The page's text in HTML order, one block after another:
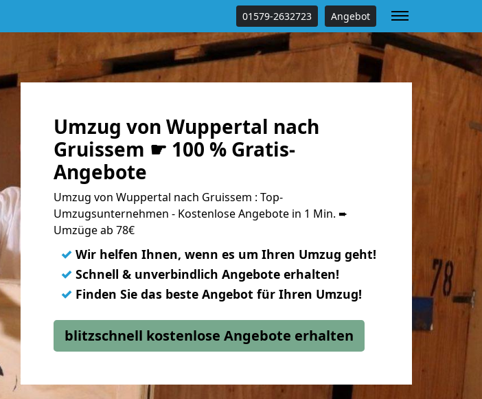
01579-2632723 Angebot
Umzug von Wuppertal nach
Gruissem ☛ 100 % Gratis-
Angebote
Umzug von Wuppertal nach Gruissem : Top-
Umzugsunternehmen - Kostenlose Angebote in 1 Min. ➨
Umzüge ab 78€
✓ Wir helfen Ihnen, wenn es um Ihren Umzug geht!
✓ Schnell & unverbindlich Angebote erhalten!
✓ Finden Sie das beste Angebot für Ihren Umzug!
blitzschnell kostenlose Angebote erhalten